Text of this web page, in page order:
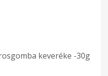
keveréke -30g